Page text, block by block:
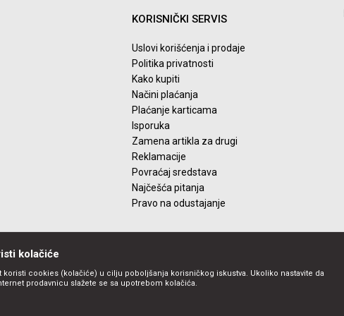
KORISNIČKI SERVIS
Uslovi korišćenja i prodaje
Politika privatnosti
Kako kupiti
Načini plaćanja
Plaćanje karticama
Isporuka
Zamena artikla za drugi
Reklamacije
Povraćaj sredstava
Najčešća pitanja
Pravo na odustajanje
kolačiće
koristi cookies (kolačiće) u cilju poboljšanja korisničkog iskustva. Ukoliko nastavite da
prodavnicu slažete se sa upotrebom kolačića.